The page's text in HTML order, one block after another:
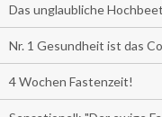
Das unglaubliche Hochbeet
Nr. 1 Gesundheit ist das
4 Wochen Fastenzeit!